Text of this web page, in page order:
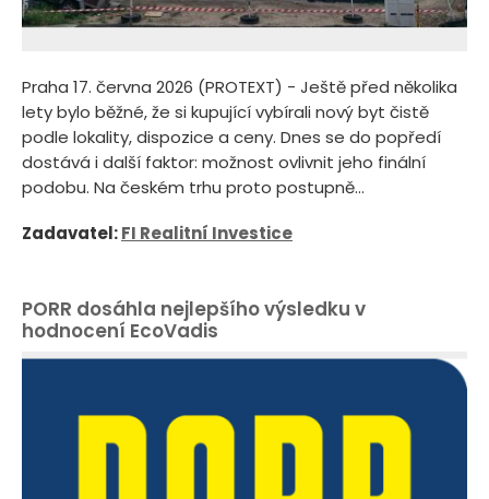
Praha 17. června 2026 (PROTEXT) - Ještě před několika
lety bylo běžné, že si kupující vybírali nový byt čistě
podle lokality, dispozice a ceny. Dnes se do popředí
dostává i další faktor: možnost ovlivnit jeho finální
podobu. Na českém trhu proto postupně...
Zadavatel:FI Realitní Investice
PORR dosáhla nejlepšího výsledku v
hodnocení EcoVadis